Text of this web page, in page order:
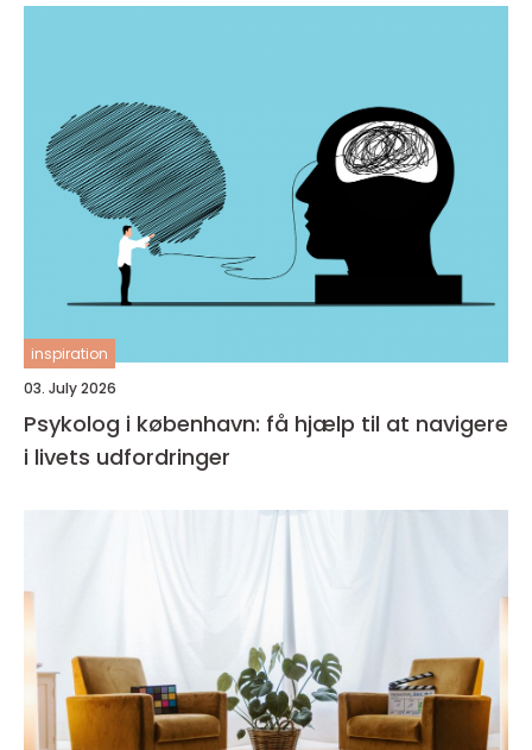
inspiration
03. July 2026
Psykolog i københavn: få hjælp til at navigere
i livets udfordringer